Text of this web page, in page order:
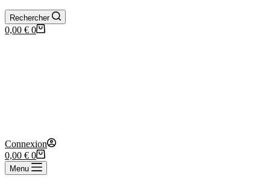
Rechercher
Panier
0,00 € 0
Connexion
Panier
d’achat
0,00 € 0
Menu